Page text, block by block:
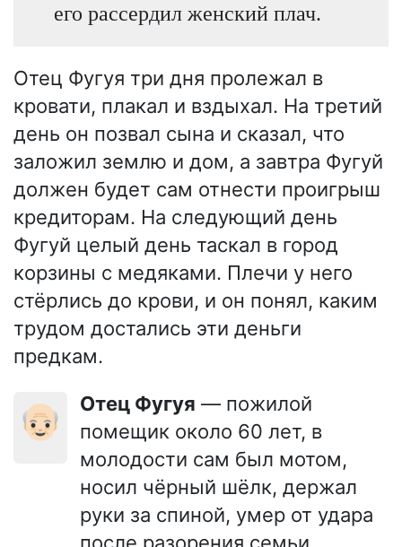
его рассердил женский плач.
Отец Фугуя три дня пролежал в
кровати, плакал и вздыхал. На третий
день он позвал сына и сказал, что
заложил землю и дом, а завтра Фугуй
должен будет сам отнести проигрыш
кредиторам. На следующий день
Фугуй целый день таскал в город
корзины с медяками. Плечи у него
стёрлись до крови, и он понял, каким
трудом достались эти деньги
предкам.
👴🏻 Отец Фугуя — пожилой
помещик около 60 лет, в
молодости сам был мотом,
носил чёрный шёлк, держал
руки за спиной, умер от удара